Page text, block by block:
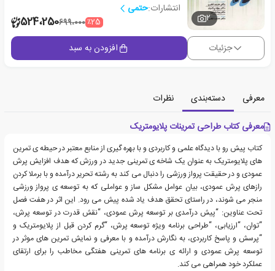
2
انتشارات:حتمی
٪25699،000524،250
جزئیات افزودن به سبد
معرفی دسته‌بندی
نظرات
معرفی کتاب طراحی تمرینات پلایومتریک
کتاب پیش رو با دیدگاه علمی و کاربردی و با بهره گیری از منابع معتبر در حیطه ی تمرین
های پلایومتریک به عنوان یک شاخه ی تمرینی جدید در ورزش که هدف افزایش پرش
عمودی و در حقیقت پرواز ورزشی را دنبال می کند به رشته تحریر درآمده و با برملا کردن
رازهای پرش عمودی، بیان عوامل مشکل ساز و عواملی که به توسعه ی پرواز ورزشی
منجر می شوند، در راستای تحقق هدف یاد شده پیش می رود. این اثر در هفت فصل
تحت عناوین: “پیش درآمدی بر توسعه پرش عمودی، “نقش قدرت در توسعه پرش،
“توان، “ارزیابی، “طراحی برنامه ویژه توسعه پرش، “گرم کردن قبل از پلایومتریک و
“پرسش و پاسخ کاربردی، به نگارش درآمده و با معرفی و نمایش تمرین های موثر در
توسعه پرش عمودی و ارائه ی برنامه های تمرینی هفتگی مخاطب را برای ارتقای
عملکرد خود همراهی می کند.